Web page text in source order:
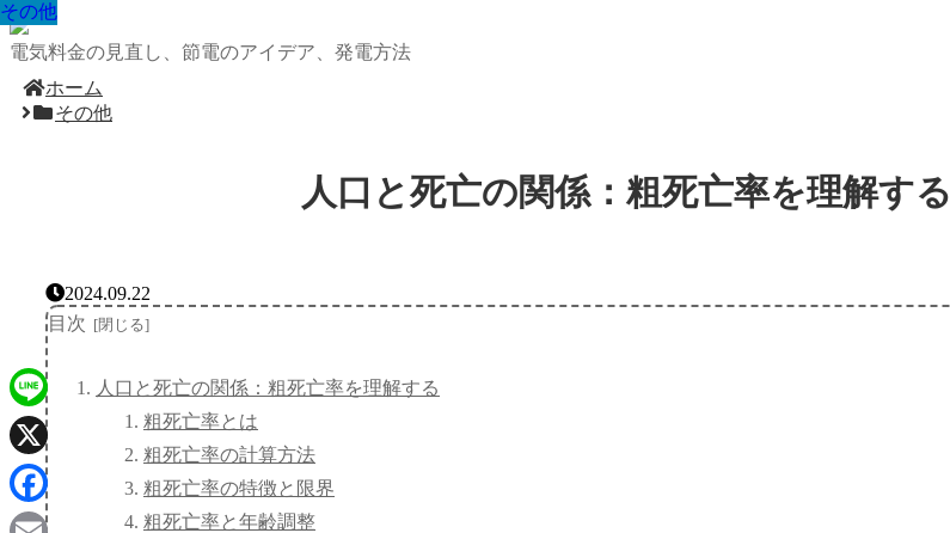
電気料金の見直し、節電のアイデア、発電方法
ホーム
その他
人口と死亡の関係：粗死亡率を理解する
その他
2024.09.22
目次
人口と死亡の関係：粗死亡率を理解する
粗死亡率とは
粗死亡率の計算方法
粗死亡率の特徴と限界
粗死亡率と年齢調整
その他
その他
その他
その他
その他
その他
その他
その他
Line
X
Facebook